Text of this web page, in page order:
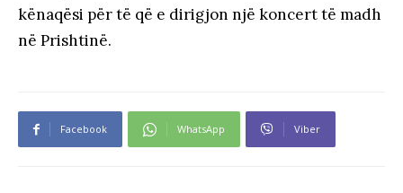
kënaqësi për të që e dirigjon një koncert të madh
në Prishtinë.
Facebook WhatsApp Viber